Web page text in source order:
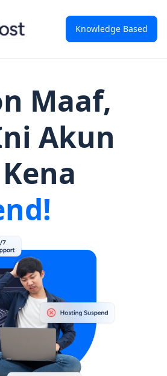
Knowledge Based
Maaf,
Akun